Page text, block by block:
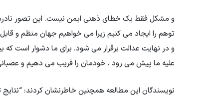
و مشکل فقط یک خطای ذهنی ایمن نیست. این تصور
توهم را ایجاد می کنیم زیرا می خواهیم جهان منظم و
و در نهایت عدالت برقرار می شود. برای ما دشوار است که
علیه ما پیش می رود ، خودمان را فریب می دهیم و
نویسندگان این مطالعه همچنین خاطرنشان كردند: